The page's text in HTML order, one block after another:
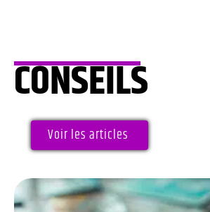
CONSEILS
Voir les articles